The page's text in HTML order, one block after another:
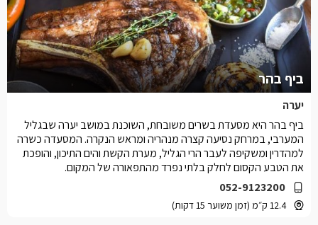
ביף בהר
יערה
052-9123200
12.4 ק״מ (זמן משוער 15 דקות)
ביף בהר היא מסעדת בשרים משובחת, השוכנת במושב יערה שבגליל
המערבי, במרחק נסיעה קצרה מנהריה ומראש הנקרה. המסעדה כשרה
למהדרין ומשקיפה לעבר הרי הגליל, מערת הקשת והים התיכון, והופכת
את הטבע הקסום לחלק בלתי נפרד מהתפאורה של המקום.